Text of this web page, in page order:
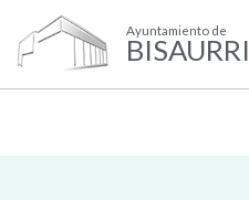
Ayuntamiento de
BISAURRI